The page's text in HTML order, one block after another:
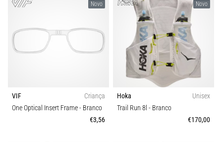
Novo
VIF
Criança
One Optical Insert Frame- Branco
€3,56
Novo
Hoka
Unisex
Trail Run 8l - Branco
€170,00